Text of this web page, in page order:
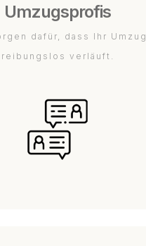
Umzugsprofis
dafür, dass Ihr Umzug
reibungslos verläuft.